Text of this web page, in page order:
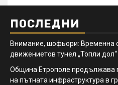
ПОСЛЕДНИ
Внимание, шофьори: Временна
движениетов тунел „Топли
Община Етрополе продължава
на пътната инфраструктура в